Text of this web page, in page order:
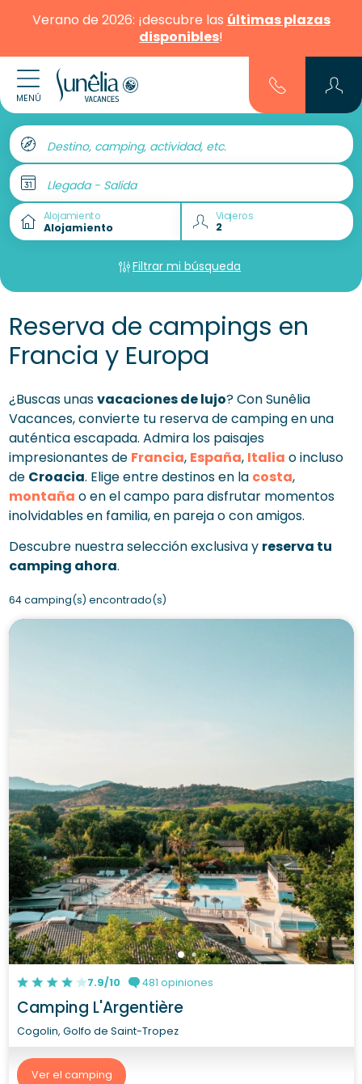
Verano de 2026: ¡descubre las últimas plazas
disponibles!
MENÚ
Destino, camping, actividad, etc.
Llegada - Salida
Alojamiento Viajeros
Filtrar mi búsqueda
Reserva de campings en
Francia y Europa
¿Buscas unasvacaciones de lujo? Con Sunêlia
Vacances, convierte tu reserva de camping en una
auténtica escapada. Admira los paisajes
impresionantes de Francia, España, Italia o incluso
de Croacia. Elige entre destinos en la costa,
montaña o en el campo para disfrutar momentos
inolvidables en familia, en pareja o con amigos.
Descubre nuestra selección exclusiva y reserva tu
camping ahora.
64 camping(s) encontrado(s)
7.9/10 481 opiniones
Camping L'Argentière
Cogolin, Golfo de Saint-Tropez
Ver el camping